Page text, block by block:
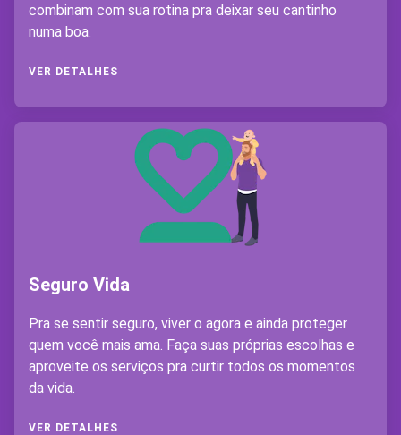
combinam com sua rotina pra deixar seu cantinho
numa boa.
VER DETALHES
Seguro Vida
Pra se sentir seguro, viver o agora e ainda proteger
quem você mais ama. Faça suas próprias escolhas e
aproveite os serviços pra curtir todos os momentos
da vida.
VER DETALHES